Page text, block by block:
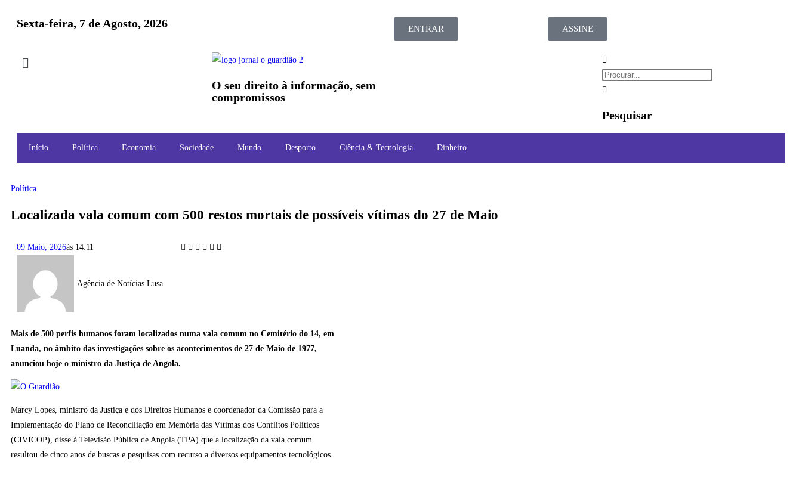
Sexta-feira, 7 de Agosto, 2026 ENTRAR ASSINE
O seu direito à informação, sem
compromissos
Pesquisar
Início Política Economia Sociedade Mundo Desporto Ciência & Tecnologia Dinheiro
Política
Localizada vala comum com 500 restos mortais de possíveis vítimas do 27 de Maio
09 Maio, 2026às 14:11
Agência de Notícias Lusa
Mais de 500 perfis humanos foram localizados numa vala comum no Cemitério do 14, em
Luanda, no âmbito das investigações sobre os acontecimentos de 27 de Maio de 1977,
anunciou hoje o ministro da Justiça de Angola.
Marcy Lopes, ministro da Justiça e dos Direitos Humanos e coordenador da Comissão para a
Implementação do Plano de Reconciliação em Memória das Vítimas dos Conflitos Políticos
(CIVICOP), disse à Televisão Pública de Angola (TPA) que a localização da vala comum
resultou de cinco anos de buscas e pesquisas com recurso a diversos equipamentos tecnológicos.